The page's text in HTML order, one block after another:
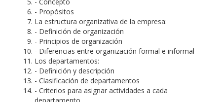
- Propósitos
La estructura organizativa de la empresa:
- Definición de organización
- Principios de organización
- Diferencias entre organización formal e informal
Los departamentos:
- Definición y descripción
- Clasificación de departamentos
- Criterios para asignar actividades a cada